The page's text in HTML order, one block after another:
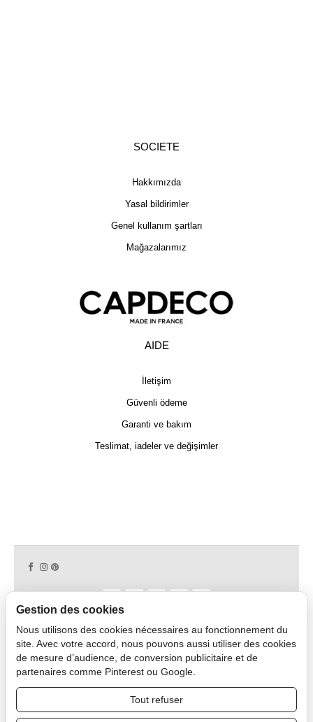
SOCIETE
Hakkımızda
Yasal bildirimler
Genel kullanım şartları
Mağazalarımız
AIDE
İletişim
Güvenli ödeme
Garanti ve bakım
Teslimat, iadeler ve değişimler
Copyright © 2026 CAPDECO.
Profesyonel Alan
Gestion des cookies
Nous utilisons des cookies nécessaires au fonctionnement du
site. Avec votre accord, nous pouvons aussi utiliser des cookies
de mesure d’audience, de conversion publicitaire et de
partenaires comme Pinterest ou Google.
Tout refuser